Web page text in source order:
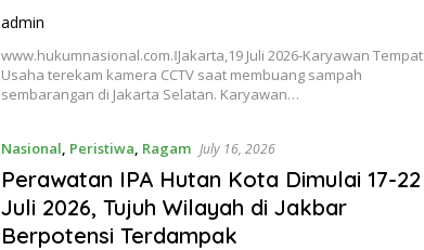
admin
www.hukumnasional.com.ǁJakarta,19 Juli 2026-Karyawan Tempat
Usaha terekam kamera CCTV saat membuang sampah
sembarangan di Jakarta Selatan. Karyawan…
Nasional, Peristiwa, Ragam July 16, 2026
Perawatan IPA Hutan Kota Dimulai 17-22
Juli 2026, Tujuh Wilayah di Jakbar
Berpotensi Terdampak